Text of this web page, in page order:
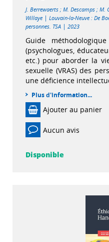
J. Berrewaerts ; M. Descamps ; M.
Willaye | Louvain-la-Neuve : De
personnes. TSA | 2023
Guide
(psychologues,
etc.) pour aborder la
sexuelle (VRAS) des
une déficience
Plus d'information...
Ajouter au panier
Aucun avis
Disponible